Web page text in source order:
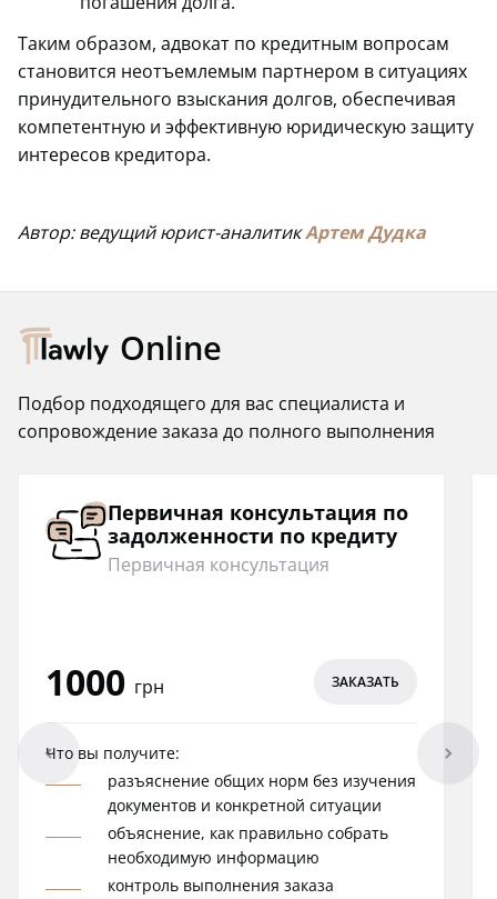
Таким образом, адвокат по кредитным вопросам
становится неотъемлемым партнером в ситуациях
принудительного взыскания долгов, обеспечивая
компетентную и эффективную юридическую защиту
интересов кредитора.
Автор: ведущий юрист-аналитикАртем Дудка
Online
Подбор подходящего для вас специалиста и
сопровождение заказа до полного выполнения
Первичная консультация по
задолженности по кредиту
Первичная консультация
1000 грн ЗАКАЗАТЬ
Что вы получите:
разъяснение общих норм без изучения
документов и конкретной ситуации
объяснение, как правильно собрать
необходимую информацию
контроль выполнения заказа
arrowleft arrowright